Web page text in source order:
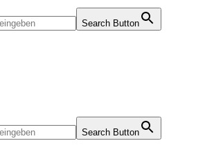
Search Button
Search Button